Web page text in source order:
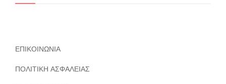
ΕΠΙΚΟΙΝΩΝΙΑ
ΠΟΛΙΤΙΚΗ ΑΣΦΑΛΕΙΑΣ